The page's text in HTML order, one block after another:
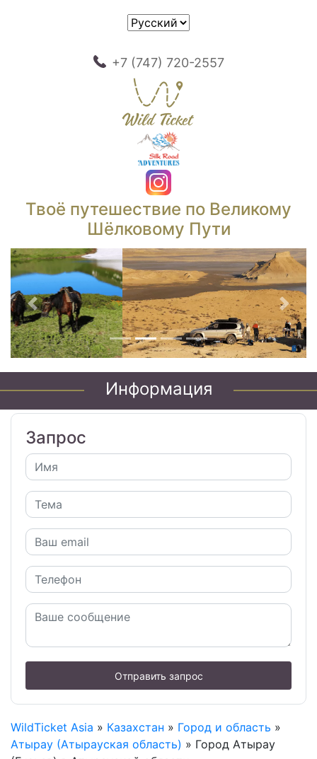
+7 (747) 720-2557
Твоё путешествие по Великому
Шёлковому Пути
Предыдущий
Информация
Запрос
Отправить запрос
WildTicket Asia » Казахстан » Город и область »
Атырау (Атырауская область) » Город Атырау